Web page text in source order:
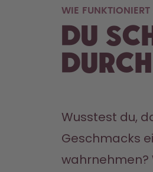
WIE
Du
Wusstest du,
Geschmacks
wahrnehmen?